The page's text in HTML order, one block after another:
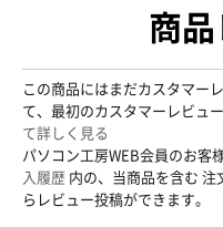
商
この商品にはまだカスタマー
て、最初のカスタマーレビュ
て詳しく見る
パソコン工房WEB会員のお客
入履歴 内の、当商品を含む
らレビュー投稿ができます。